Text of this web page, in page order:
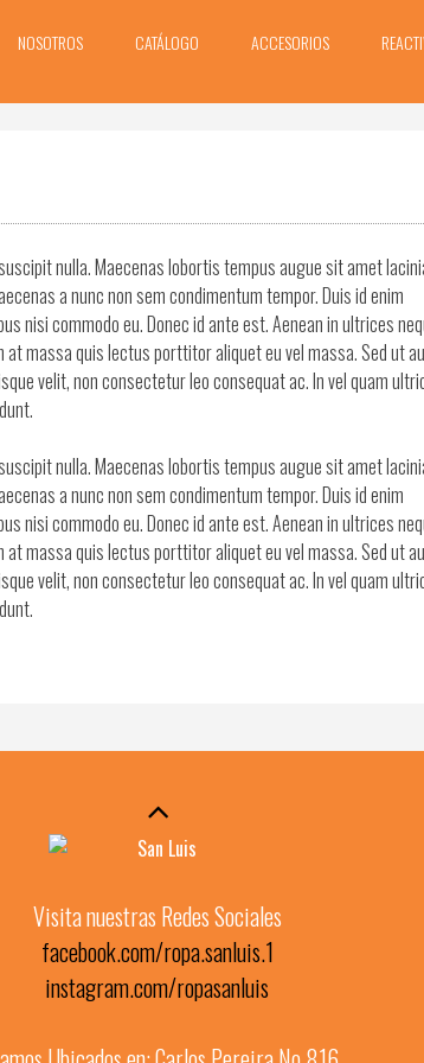
NOSOTROS CATÁLOGO ACCESORIOS
nulla. Maecenas lobortis tempus augue sit amet
a nunc non sem condimentum tempor. Duis id enim
nisi commodo eu. Donec id ante est. Aenean in ultrices
massa quis lectus porttitor aliquet eu vel massa. Sed ut
velit, non consectetur leo consequat ac. In vel quam
nulla. Maecenas lobortis tempus augue sit amet
a nunc non sem condimentum tempor. Duis id enim
nisi commodo eu. Donec id ante est. Aenean in ultrices
massa quis lectus porttitor aliquet eu vel massa. Sed ut
velit, non consectetur leo consequat ac. In vel quam
Visita nuestras Redes Sociales
facebook.com/ropa.sanluis.1
instagram.com/ropasanluis